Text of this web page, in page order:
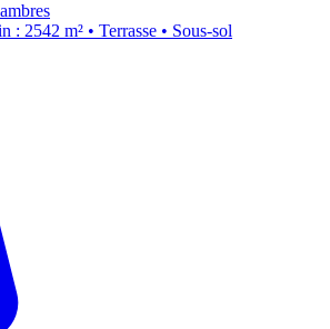
: 2542 m² • Terrasse • Sous-sol